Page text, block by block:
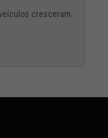
cresceram